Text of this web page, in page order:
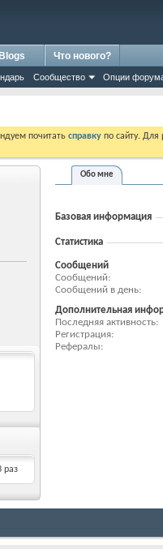
Сообщество Опции
Blogs Что нового?
почитать справку по сайту.
раз
Обо мне
Базовая информация
Статистика
Сообщений
Сообщений
Сообщений в день
Дополнительная
Последняя активность
Регистрация
Рефералы